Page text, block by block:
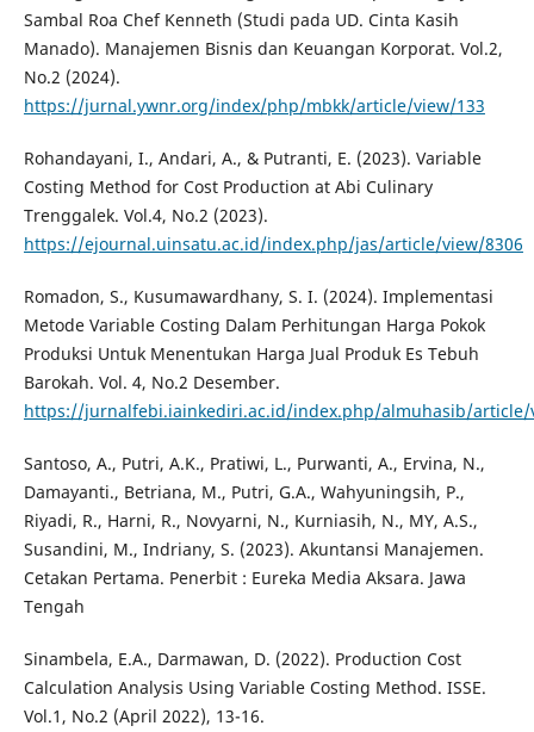
Sambal Roa Chef Kenneth (Studi pada UD. Cinta Kasih
Manado). Manajemen Bisnis dan Keuangan Korporat. Vol.2,
No.2 (2024).
https://jurnal.ywnr.org/index/php/mbkk/article/view/133
Rohandayani, I., Andari, A., & Putranti, E. (2023). Variable
Costing Method for Cost Production at Abi Culinary
Trenggalek. Vol.4, No.2 (2023).
https://ejournal.uinsatu.ac.id/index.php/jas/article/view/8306
Romadon, S., Kusumawardhany, S. I. (2024). Implementasi
Metode Variable Costing Dalam Perhitungan Harga Pokok
Produksi Untuk Menentukan Harga Jual Produk Es Tebuh
Barokah. Vol. 4, No.2 Desember.
https://jurnalfebi.iainkediri.ac.id/index.php/almuhasib/article/
Santoso, A., Putri, A.K., Pratiwi, L., Purwanti, A., Ervina, N.,
Damayanti., Betriana, M., Putri, G.A., Wahyuningsih, P.,
Riyadi, R., Harni, R., Novyarni, N., Kurniasih, N., MY, A.S.,
Susandini, M., Indriany, S. (2023). Akuntansi Manajemen.
Cetakan Pertama. Penerbit : Eureka Media Aksara. Jawa
Tengah
Sinambela, E.A., Darmawan, D. (2022). Production Cost
Calculation Analysis Using Variable Costing Method. ISSE.
Vol.1, No.2 (April 2022), 13-16.